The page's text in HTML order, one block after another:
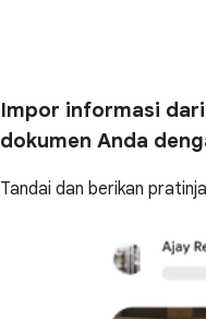
Impor informasi
dokumen Anda
Tandai dan berikan